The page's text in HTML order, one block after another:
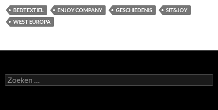
BEDTEXTIEL ENJOY COMPANY GESCHIEDENIS
SIT&JOY
WEST EUROPA
Zoeken
naar: